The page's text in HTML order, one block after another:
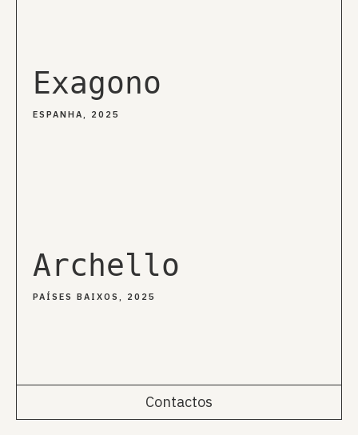
Exagono
ESPANHA, 2025
Archello
PAÍSES BAIXOS, 2025
Contactos